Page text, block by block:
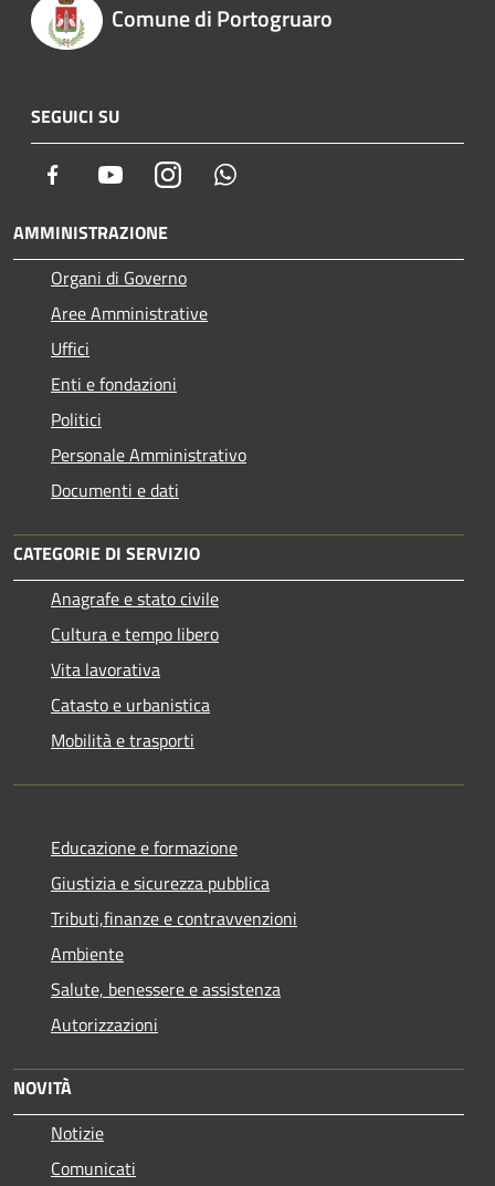
Comune di Portogruaro
SEGUICI SU
Facebook YoutubeInstagram
AMMINISTRAZIONE
Organi di Governo
Aree Amministrative
Uffici
Enti e fondazioni
Politici
Personale Amministrativo
Documenti e dati
CATEGORIE DI SERVIZIO
Anagrafe e stato civile
Cultura e tempo libero
Vita lavorativa
Catasto e urbanistica
Mobilità e trasporti
Educazione e formazione
Giustizia e sicurezza pubblica
Tributi,finanze e contravvenzioni
Ambiente
Salute, benessere e assistenza
Autorizzazioni
NOVITÀ
Notizie
Comunicati